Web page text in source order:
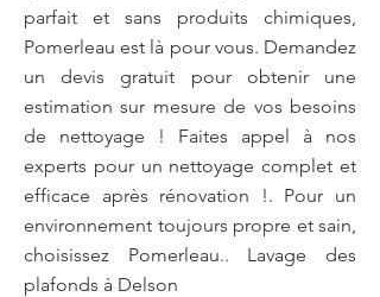
parfait et sans produits chimiques,
Pomerleau est là pour vous. Demandez
un devis gratuit pour obtenir une
estimation sur mesure de vos besoins
de nettoyage ! Faites appel à nos
experts pour un nettoyage complet et
efficace après rénovation !. Pour un
environnement toujours propre et sain,
choisissez Pomerleau.. Lavage des
plafonds à Delson